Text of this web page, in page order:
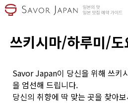
쓰키시마/하루미/도
Savor Japan이 당신을 위해 쓰키
을 엄선해 드립니다.
당신의 취향에 딱 맞는 곳을 찾아